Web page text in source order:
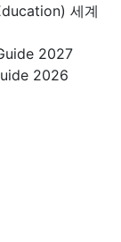
세계
2027
2026